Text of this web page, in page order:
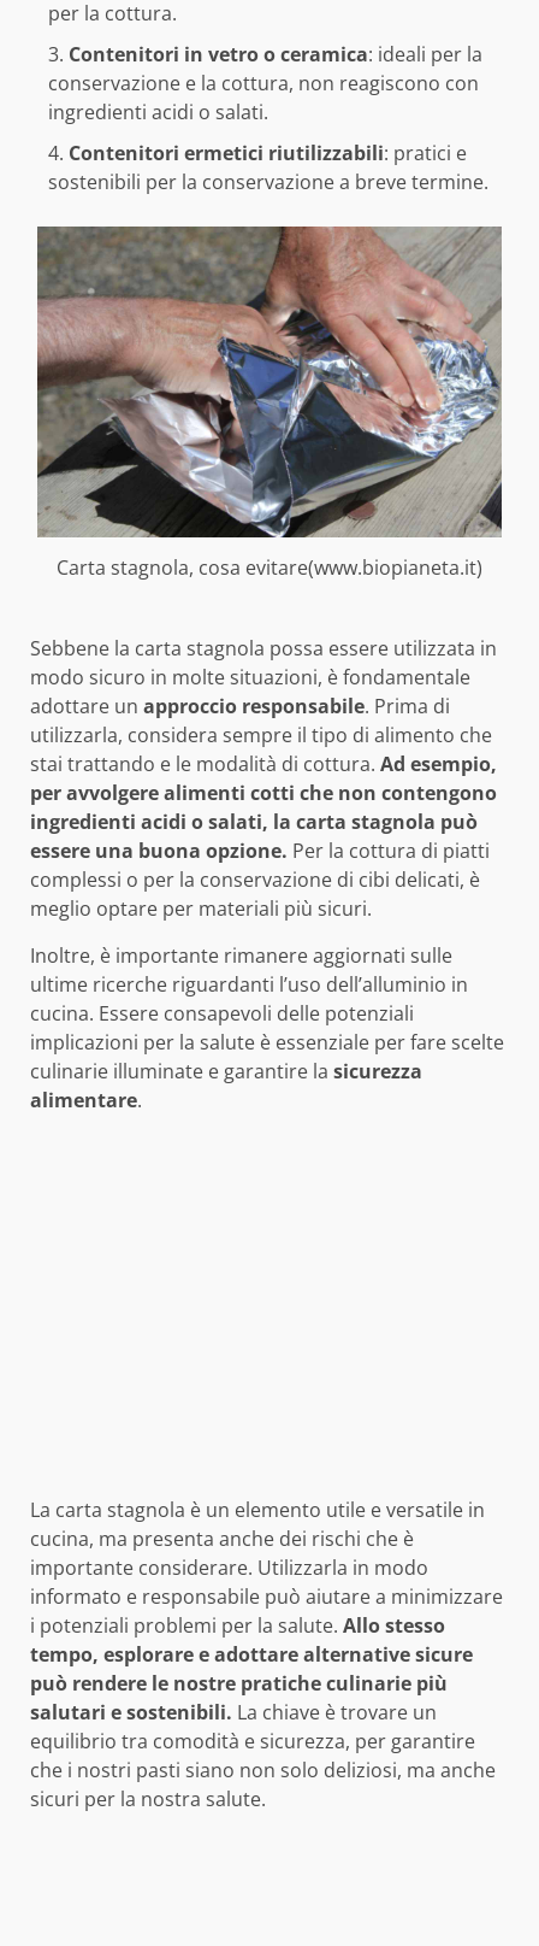
per la cottura.
Contenitori in vetro o ceramica: ideali per la
conservazione e la cottura, non reagiscono con
ingredienti acidi o salati.
Contenitori ermetici riutilizzabili: pratici e
sostenibili per la conservazione a breve termine.
Carta stagnola, cosa evitare(www.biopianeta.it)
Sebbene la carta stagnola possa essere utilizzata in
modo sicuro in molte situazioni, è fondamentale
adottare un approccio responsabile. Prima di
utilizzarla, considera sempre il tipo di alimento che
stai trattando e le modalità di cottura. Ad esempio,
per avvolgere alimenti cotti che non contengono
ingredienti acidi o salati, la carta stagnola può
essere una buona opzione. Per la cottura di piatti
complessi o per la conservazione di cibi delicati, è
meglio optare per materiali più sicuri.
Inoltre, è importante rimanere aggiornati sulle
ultime ricerche riguardanti l’uso dell’alluminio in
cucina. Essere consapevoli delle potenziali
implicazioni per la salute è essenziale per fare scelte
culinarie illuminate e garantire la sicurezza
alimentare.
La carta stagnola è un elemento utile e versatile in
cucina, ma presenta anche dei rischi che è
importante considerare. Utilizzarla in modo
informato e responsabile può aiutare a minimizzare
i potenziali problemi per la salute. Allo stesso
tempo, esplorare e adottare alternative sicure
può rendere le nostre pratiche culinarie più
salutari e sostenibili. La chiave è trovare un
equilibrio tra comodità e sicurezza, per garantire
che i nostri pasti siano non solo deliziosi, ma anche
sicuri per la nostra salute.